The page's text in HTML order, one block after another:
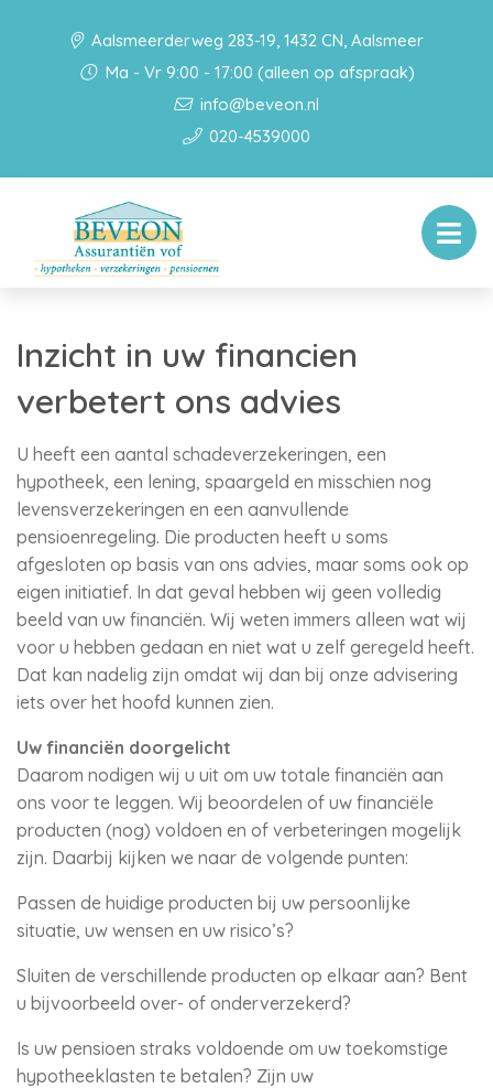
Aalsmeerderweg 283-19, 1432 CN, Aalsmeer
Ma - Vr 9:00 - 17:00 (alleen op afspraak)
info@beveon.nl
020-4539000
Inzicht in uw financien
verbetert ons advies
U heeft een aantal schadeverzekeringen, een
hypotheek, een lening, spaargeld en misschien nog
levensverzekeringen en een aanvullende
pensioenregeling. Die producten heeft u soms
afgesloten op basis van ons advies, maar soms ook op
eigen initiatief. In dat geval hebben wij geen volledig
beeld van uw financiën. Wij weten immers alleen wat wij
voor u hebben gedaan en niet wat u zelf geregeld heeft.
Dat kan nadelig zijn omdat wij dan bij onze advisering
iets over het hoofd kunnen zien.
Uw financiën doorgelicht
Daarom nodigen wij u uit om uw totale financiën aan
ons voor te leggen. Wij beoordelen of uw financiële
producten (nog) voldoen en of verbeteringen mogelijk
zijn. Daarbij kijken we naar de volgende punten:
Passen de huidige producten bij uw persoonlijke
situatie, uw wensen en uw risico’s?
Sluiten de verschillende producten op elkaar aan? Bent
u bijvoorbeeld over- of onderverzekerd?
Is uw pensioen straks voldoende om uw toekomstige
hypotheeklasten te betalen? Zijn uw